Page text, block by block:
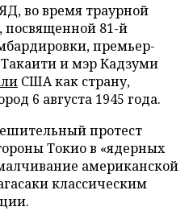
во время траурной
81-й
премьер-
и мэр Кадзуми
США как страну,
6 августа 1945 года.
протест
Токио в «ядерных
американской
классическим